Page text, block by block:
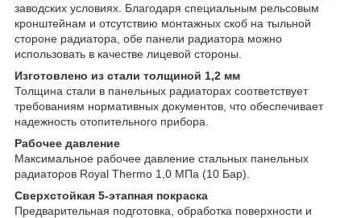
заводских условиях. Благодаря специальным рельсовым
кронштейнам и отсутствию монтажных скоб на тыльной
стороне радиатора, обе панели радиатора можно
использовать в качестве лицевой стороны.
Изготовлено из стали толщиной 1,2 мм
Толщина стали в панельных радиаторах соответствует
требованиям нормативных документов, что обеспечивает
надежность отопительного прибора.
Рабочее давление
Максимальное рабочее давление стальных панельных
радиаторов Royal Thermo 1,0 МПа (10 Бар).
Сверхстойкая 5-этапная покраска
Предварительная подготовка, обработка поверхности и